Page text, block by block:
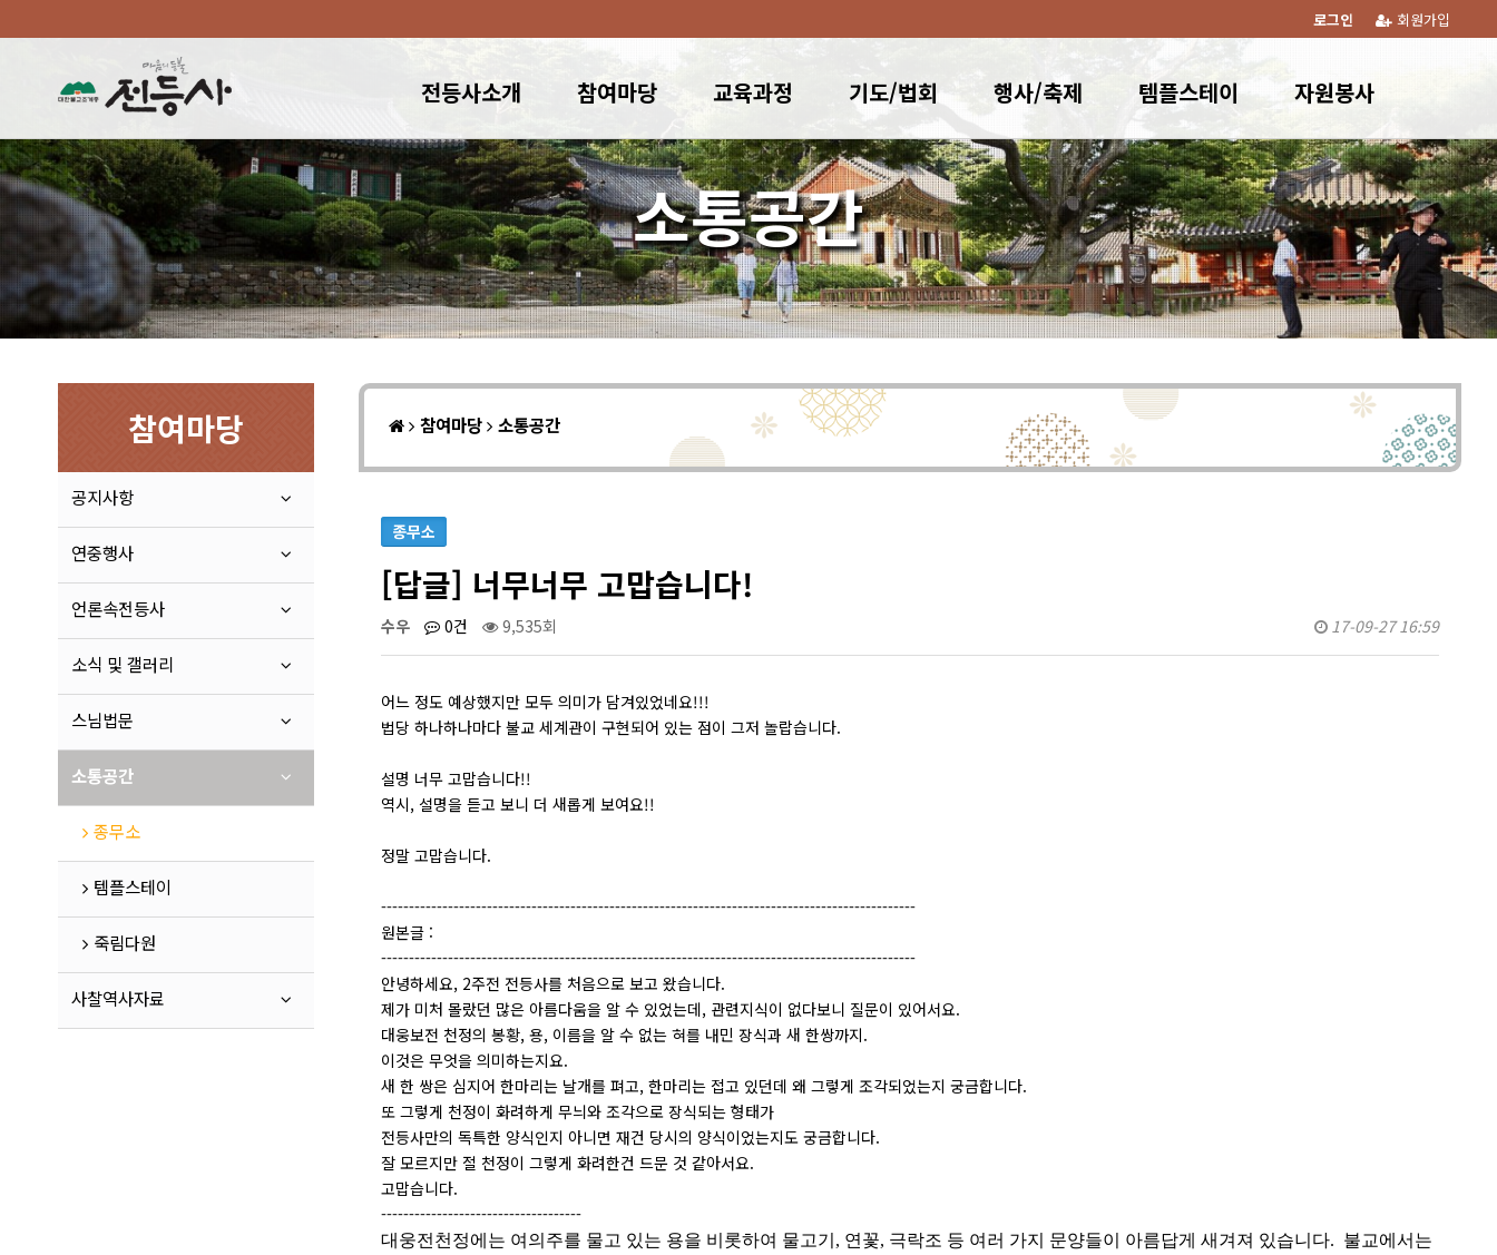
회원가입
로그인
전등사소개 참여마당 교육과정 기도/법회 행사/축제 템플스테이 자원봉사
소통공간
참여마당
공지사항
연중행사
언론속전등사
소식 및 갤러리
스님법문
소통공간
종무소
템플스테이
죽림다원
사찰역사자료
참여마당 소통공간
종무소
[답글] 너무너무 고맙습니다!
수우 0건 9,535회 17-09-27 16:59
어느 정도 예상했지만 모두 의미가 담겨있었네요!!!
법당 하나하나마다 불교 세계관이 구현되어 있는 점이 그저 놀랍습니다.
설명 너무 고맙습니다!!
역시, 설명을 듣고 보니 더 새롭게 보여요!!
정말 고맙습니다.
------------------------------------------------------------------------------------------------
원본글 :
------------------------------------------------------------------------------------------------
안녕하세요, 2주전 전등사를 처음으로 보고 왔습니다.
제가 미처 몰랐던 많은 아름다움을 알 수 있었는데, 관련지식이 없다보니 질문이 있어서요.
대웅보전 천정의 봉황, 용, 이름을 알 수 없는 혀를 내민 장식과 새 한쌍까지.
이것은 무엇을 의미하는지요.
새 한 쌍은 심지어 한마리는 날개를 펴고, 한마리는 접고 있던데 왜 그렇게 조각되었는지 궁금합니다.
또 그렇게 천정이 화려하게 무늬와 조각으로 장식되는 형태가
전등사만의 독특한 양식인지 아니면 재건 당시의 양식이었는지도 궁금합니다.
잘 모르지만 절 천정이 그렇게 화려한건 드문 것 같아서요.
고맙습니다.
------------------------------------
대웅전천정에는 여의주를 물고 있는 용을 비롯하여 물고기 , 연꽃, 극락조 등 여러 가지 문양들이 아름답게 새겨져 있습니다. 불교에서는